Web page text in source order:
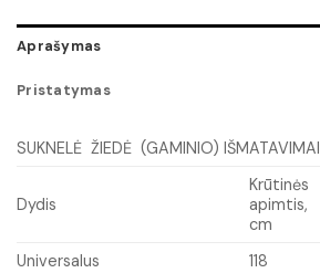
Aprašymas
Pristatymas
SUKNELĖ ŽIEDĖ (GAMINIO) IŠMATAVIMAI
Dydis
Krūtinės
apimtis,
cm
Universalus 118